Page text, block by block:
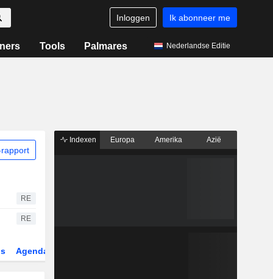
Inloggen Ik abonneer me
Tools Palmares Nederlandse Editie
RE
RE
Agenda
Indexen Europa Amerika Azië